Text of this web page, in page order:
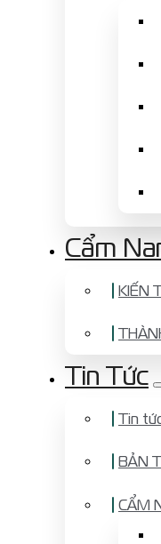
Cẩm
KIẾN
Tin Tức
Tin
BẢN
CẨM